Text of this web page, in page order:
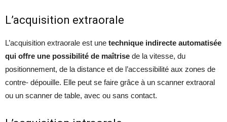
L’acquisition extraorale
L’acquisition extraorale est une technique indirecte automatisée
qui offre une possibilité de maîtrise de la vitesse, du
positionnement, de la distance et de l’accessibilité aux zones de
contre- dépouille. Elle peut se faire grâce à un scanner extraoral
ou un scanner de table, avec ou sans contact.